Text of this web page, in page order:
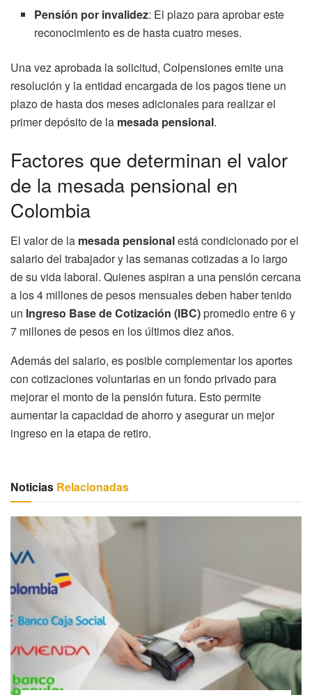
Pensión por invalidez: El plazo para aprobar este
reconocimiento es de hasta cuatro meses.
Una vez aprobada la solicitud, Colpensiones emite una
resolución y la entidad encargada de los pagos tiene un
plazo de hasta dos meses adicionales para realizar el
primer depósito de la mesada pensional.
Factores que determinan el valor
de la mesada pensional en
Colombia
El valor de la mesada pensionalestá condicionado por el
salario del trabajador y las semanas cotizadas a lo largo
de su vida laboral. Quienes aspiran a una pensión cercana
a los 4 millones de pesos mensuales deben haber tenido
un Ingreso Base de Cotización (IBC)promedio entre 6 y
7 millones de pesos en los últimos diez años.
Además del salario, es posible complementar los aportes
con cotizaciones voluntarias en un fondo privado para
mejorar el monto de la pensión futura. Esto permite
aumentar la capacidad de ahorro y asegurar un mejor
ingreso en la etapa de retiro.
Noticias Relacionadas